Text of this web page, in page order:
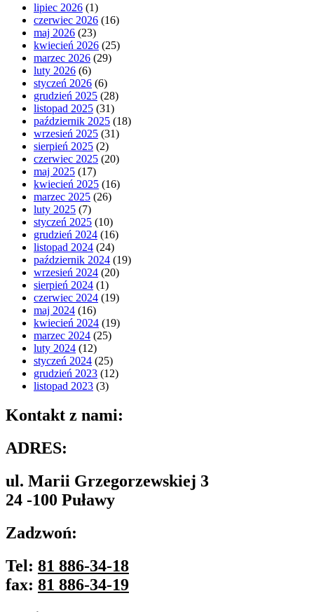
lipiec 2026 (1)
czerwiec 2026 (16)
maj 2026 (23)
kwiecień 2026 (25)
marzec 2026 (29)
luty 2026 (6)
styczeń 2026 (6)
grudzień 2025 (28)
listopad 2025 (31)
październik 2025 (18)
wrzesień 2025 (31)
sierpień 2025 (2)
czerwiec 2025 (20)
maj 2025 (17)
kwiecień 2025 (16)
marzec 2025 (26)
luty 2025 (7)
styczeń 2025 (10)
grudzień 2024 (16)
listopad 2024 (24)
październik 2024 (19)
wrzesień 2024 (20)
sierpień 2024 (1)
czerwiec 2024 (19)
maj 2024 (16)
kwiecień 2024 (19)
marzec 2024 (25)
luty 2024 (12)
styczeń 2024 (25)
grudzień 2023 (12)
listopad 2023 (3)
Kontakt z nami:
ADRES:
ul. Marii Grzegorzewskiej 3
24 -100 Puławy
Zadzwoń:
Tel: 81 886-34-18
fax: 81 886-34-19